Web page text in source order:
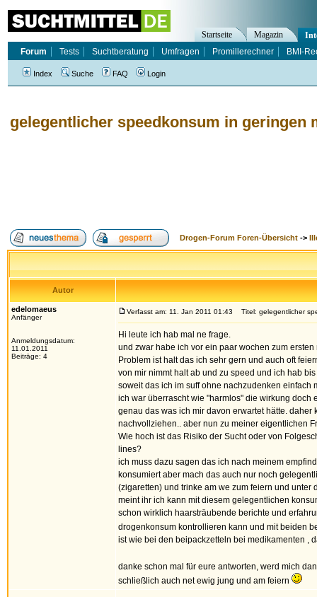
gelegentlicher speedkonsum in geringen
Drogen-Forum Foren-Übersicht ->
Autor
edelomaeus
Anfänger
Anmeldungsdatum:
11.01.2011
Beiträge: 4
Verfasst am: 11. Jan 2011 01:43 Titel: gelegentlicher
Hi leute ich hab mal ne frage.
und zwar habe ich vor ein paar wochen zum
Problem ist halt das ich sehr gern und auch oft
von mir nimmt halt ab und zu speed und ich hab
soweit das ich im suff ohne nachzudenken einfach
ich war überrascht wie "harmlos" die wirkung
genau das was ich mir davon erwartet hätte.
nachvollziehen.. aber nun zu meiner eigentlichen
Wie hoch ist das Risiko der Sucht oder von
lines?
ich muss dazu sagen das ich nach meinem
konsumiert aber mach das auch nur noch
(zigaretten) und trinke am we zum feiern und
meint ihr ich kann mit diesem gelegentlichen
schon wirklich haarsträubende berichte und
drogenkonsum kontrollieren kann und mit beiden
ist wie bei den beipackzetteln bei medikamenten ,
danke schon mal für eure antworten, werd mich
schließlich auch net ewig jung und am feiern
Startseite Magazin
Forum
Tests Suchtberatung Umfragen Promillerechner BMI-
Index Suche FAQ Login